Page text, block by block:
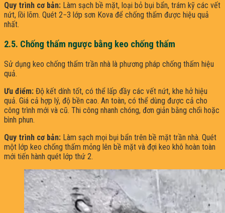
Quy trình cơ bản: Làm sạch bề mặt, loại bỏ bụi bẩn, trám kỹ các vết
nứt, lồi lõm. Quét 2−3 lớp sơn Kova để chống thấm được hiệu quả
nhất.
2.5. Chống thấm ngược bằng keo chống thấm
Sử dụng keo chống thấm trần nhà là phương pháp chống thấm hiệu
quả.
Ưu điểm: Độ kết dính tốt, có thể lấp đầy các vết nứt, khe hở hiệu
quả. Giá cả hợp lý, độ bền cao. An toàn, có thể dùng được cả cho
công trình mới và cũ. Thi công nhanh chóng, đơn giản bằng chổi hoặc
bình phun.
Quy trình cơ bản: Làm sạch mọi bụi bẩn trên bề mặt trần nhà. Quét
một lớp keo chống thấm mỏng lên bề mặt và đợi keo khô hoàn toàn
mới tiến hành quét lớp thứ 2.